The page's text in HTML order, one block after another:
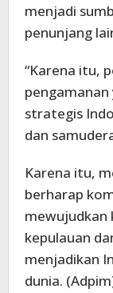
menjadi
penunjang
“Karena itu,
strategis
dan
Karena itu,
berharap
mewujudkan
kepulauan
menjadikan
dunia.